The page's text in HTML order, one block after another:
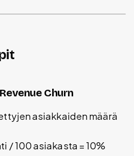
Churn
asiakkaiden määrä
/ 100 asiakasta = 10%